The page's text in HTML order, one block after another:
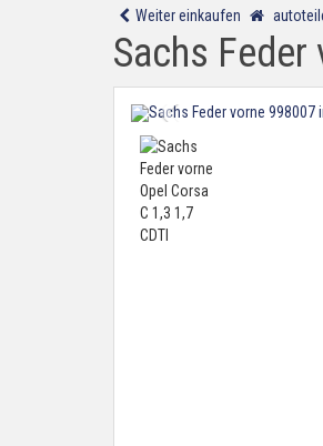
Weiter einkaufen
Sachs Feder